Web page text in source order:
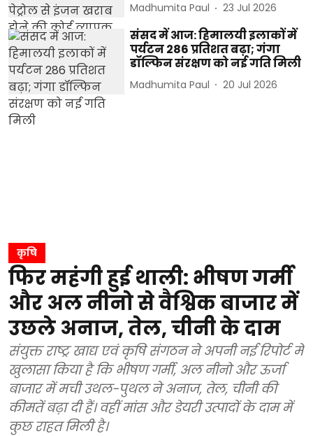
Madhumita Paul 23 Jul 2026
संसद में आज: हिमालयी इलाकों में
पर्यटन 286 प्रतिशत बढ़ा; गंगा
डॉल्फिन संरक्षण को नई गति मिली
Madhumita Paul 20 Jul 2026
कृषि
फिर महंगी हुई थाली: भीषण गर्मी
और अल नीनो से वैश्विक बाजार में
उछले अनाज, तेल, चीनी के दाम
संयुक्त राष्ट्र खाद्य एवं कृषि संगठन ने अपनी नई रिपोर्ट में
खुलासा किया है कि भीषण गर्मी, अल नीनो और ऊर्जा
बाजार में मची उथल-पुथल ने अनाज, तेल, चीनी की
कीमतें बढ़ा दी हैं। वहीं मांस और डेयरी उत्पादों के दाम में
कुछ राहत मिली है।